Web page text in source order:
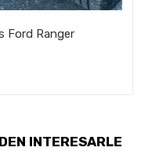
Ford Ranger
INTERESARLE